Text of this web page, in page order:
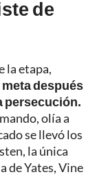
de
la etapa,
meta después
persecución.
olía a
se llevó los
la única
de Yates, Vine